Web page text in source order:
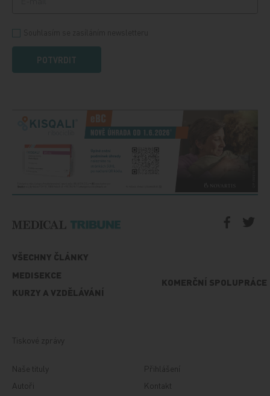
POTVRDIT
VŠECHNY ČLÁNKY
MEDISEKCE
KURZY A VZDĚLÁVÁNÍ
KOMERČNÍ SPOLUPRÁCE
Tiskové zprávy
Naše tituly
Autoři
Přihlášení
Kontakt